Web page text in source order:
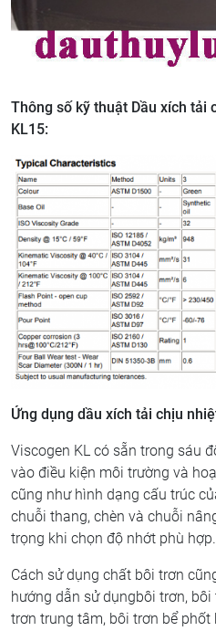
Thông số kỹ thuật Dầu xích tải
KL15:
Ứng dụng dầu xích tải chịu
Viscogen KL có sẵn trong sáu
vào điều kiện môi trường và
cũng như hình dạng cấu trúc
chuỗi thang, chèn và chuỗi
trọng khi chọn độ nhớt phù hợp.
Cách sử dụng chất bôi trơn
hướng dẫn sử dụngbôi trơn,
trơn trung tâm, bôi trơn bể